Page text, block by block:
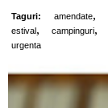
Taguri: amendate,
estival , campinguri,
urgenta